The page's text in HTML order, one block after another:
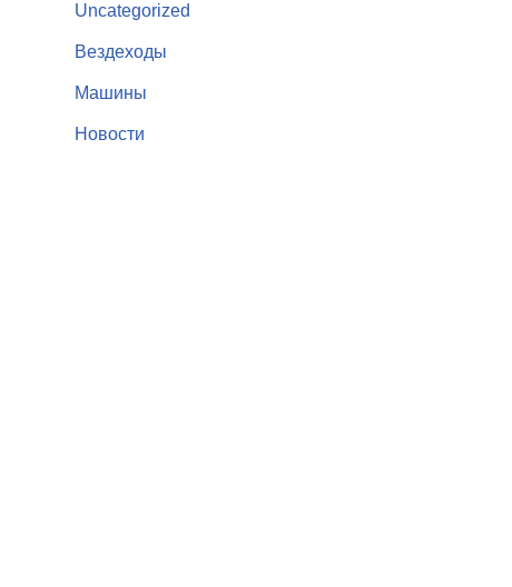
Uncategorized
Вездеходы
Машины
Новости